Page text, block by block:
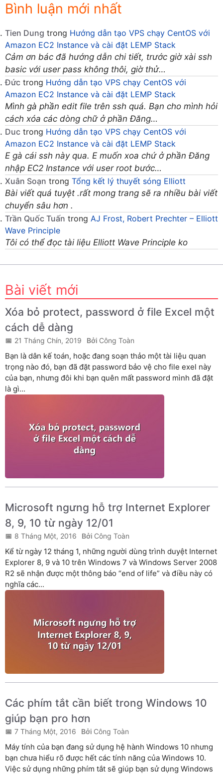
Bình luận mới nhất
Tien Dung trong Hướng dẫn tạo VPS chạy CentOS với
Amazon EC2 Instance và cài đặt LEMP Stack
Cảm ơn bác đã hướng dẫn chi tiết, trước giờ xài ssh
basic với user pass không thôi, giờ thử…
Đức trong Hướng dẫn tạo VPS chạy CentOS với
Amazon EC2 Instance và cài đặt LEMP Stack
Mình gà phần edit file trên ssh quá. Bạn cho mình hỏi
cách xóa các dòng chữ ở phần Đăng…
Duc trong Hướng dẫn tạo VPS chạy CentOS với
Amazon EC2 Instance và cài đặt LEMP Stack
E gà cái ssh này qua. E muốn xoa chứ ở phần Đăng
nhập EC2 Instance với user root bước…
Xuân Soạn trong Tổng kết lý thuyết sóng Elliott
Bài viết quá tuyệt .rất mong trang sẽ ra nhiều bài viết
chuyển sâu hơn .
Trần Quốc Tuấn trong AJ Frost, Robert Prechter – Elliott
Wave Principle
Tôi có thể đọc tài liệu Elliott Wave Principle ko
Bài viết mới
Xóa bỏ protect, password ở file Excel một
cách dễ dàng
21 Tháng Chín, 2019 Công Toàn
Bạn là dân kế toán, hoặc đang soạn thảo một tài liệu quan
trọng nào đó, bạn đã đặt password bảo vệ cho file exel này
của bạn, nhưng đôi khi bạn quên mất password mình đã đặt
là gì...
Microsoft ngưng hỗ trợ Internet Explorer
8, 9, 10 từ ngày 12/01
8 Tháng Một, 2016 Công Toàn
Kể từ ngày 12 tháng 1, những người dùng trình duyệt Internet
Explorer 8, 9 và 10 trên Windows 7 và Windows Server 2008
R2 sẽ nhận được một thông báo “end of life” và điều này có
nghĩa các...
Các phím tắt cần biết trong Windows 10
giúp bạn pro hơn
7 Tháng Một, 2016 Công Toàn
Máy tính của bạn đang sử dụng hệ hành Windows 10 nhưng
bạn chưa hiểu rõ được hết các tính năng của Windows 10.
Việc sử dụng những phím tắt sẽ giúp bạn sử dụng Windows